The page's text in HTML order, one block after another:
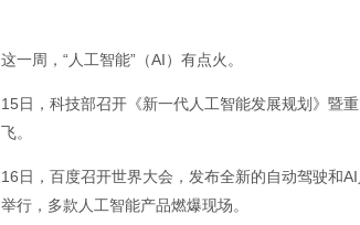
这一周，“人工智能”（AI）有点火。
15日，科技部召开《新一代人工智能发展规划》暨
飞。
16日，百度召开世界大会，发布全新的自动驾驶和
举行，多款人工智能产品燃爆现场。